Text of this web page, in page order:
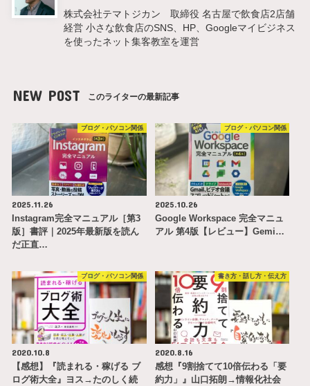
株式会社テマトジカン 取締役 名古屋で飲食店2店舗
経営 小さな飲食店のSNS、HP、Googleマイビジネス
を使ったネット集客教室を運営
NEW POST このライターの最新記事
ブログ・パソコン関係
2025.11.26
Instagram完全マニュアル［第3
版］書評｜2025年最新版を読ん
だ正直…
ブログ・パソコン関係
2025.10.26
Google Workspace 完全マニュ
アル 第4版【レビュー】Gemi…
ブログ・パソコン関係
2020.10.8
【感想】『読まれる・稼げる ブ
ログ術大全』ヨス→たのしく続
書き方・話し方・伝え方
2020.8.16
感想『9割捨てて10倍伝わる「要
約力」』山口拓朗→情報化社会